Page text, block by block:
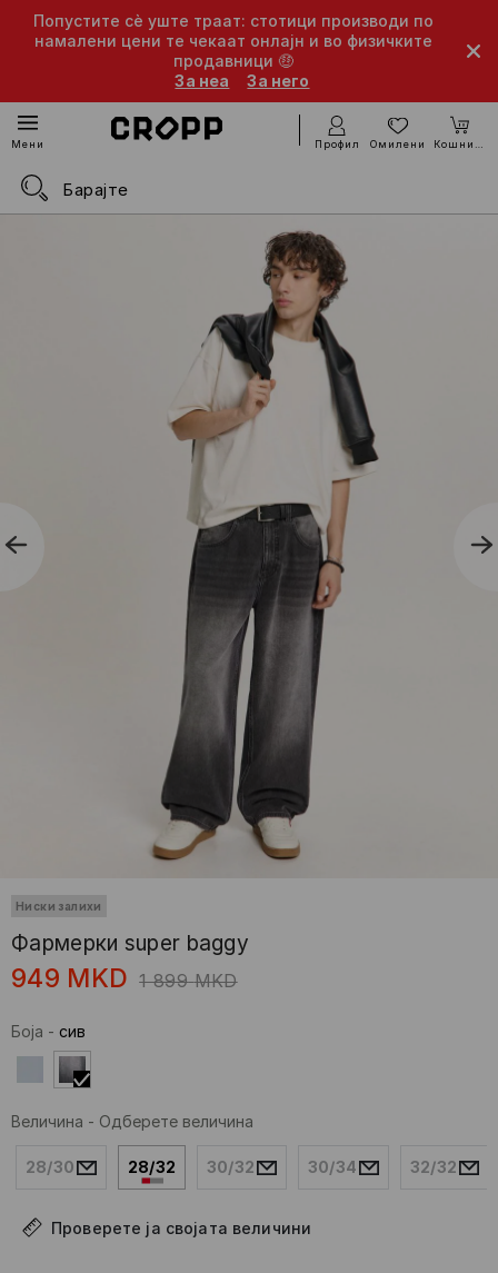
Попустите сè уште траат: стотици производи по
намалени цени те чекаат онлајн и во физичките
продавници 🤑
За неа
За него
Мени Профил Омилени Кошничка
Ниски залихи
Фармерки super baggy
949 MKD 1 899 MKD
Боја - сив
Величина - Одберете величина
28/30 28/32 30/32 30/34 32/32
Проверете ја својата величини